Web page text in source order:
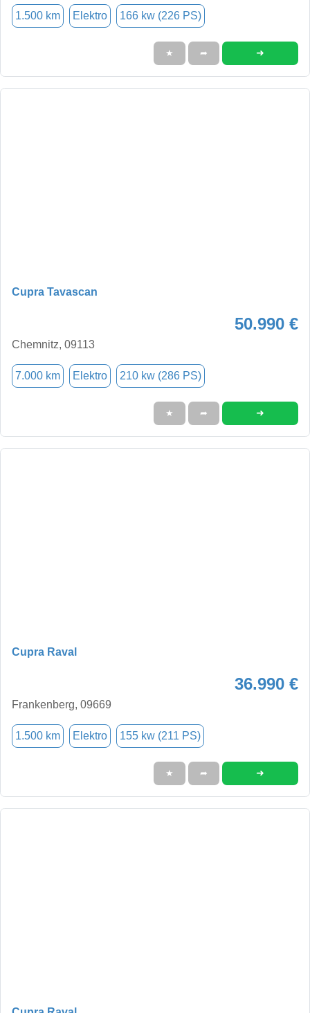
1.500 km Elektro 166 kw (226 PS)
★ ➦ ➜
Cupra Tavascan
50.990 €
Chemnitz, 09113
7.000 km Elektro 210 kw (286 PS)
★ ➦ ➜
Cupra Raval
36.990 €
Frankenberg, 09669
1.500 km Elektro 155 kw (211 PS)
★ ➦ ➜